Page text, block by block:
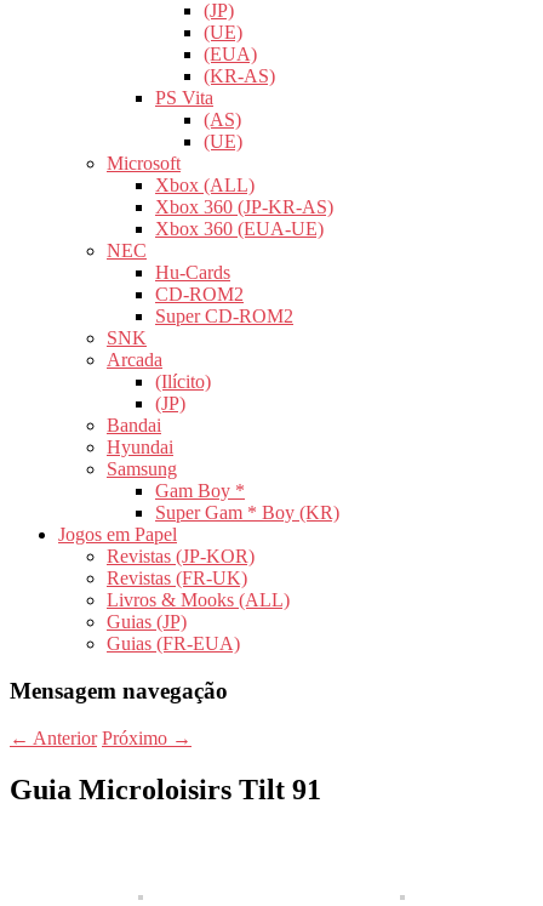
(JP)
(UE)
(EUA)
(KR-AS)
PS Vita
(AS)
(UE)
Microsoft
Xbox (ALL)
Xbox 360 (JP-KR-AS)
Xbox 360 (EUA-UE)
NEC
Hu-Cards
CD-ROM2
Super CD-ROM2
SNK
Arcada
(Ilícito)
(JP)
Bandai
Hyundai
Samsung
Gam Boy *
Super Gam * Boy (KR)
Jogos em Papel
Revistas (JP-KOR)
Revistas (FR-UK)
Livros & Mooks (ALL)
Guias (JP)
Guias (FR-EUA)
Mensagem navegação
← Anterior Próximo →
Guia Microloisirs Tilt 91